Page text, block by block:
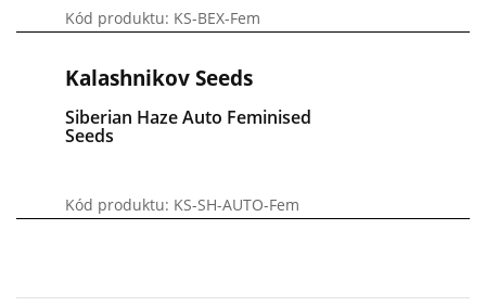
Kód produktu: KS-BEX-Fem
Kalashnikov Seeds
Siberian Haze Auto Feminised
Seeds
Kód produktu: KS-SH-AUTO-Fem